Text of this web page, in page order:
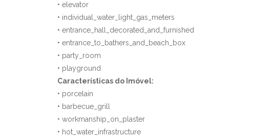
• elevator
• individual_water_light_gas_meters
• entrance_hall_decorated_and_furnished
• entrance_to_bathers_and_beach_box
• party_room
• playground
Características do Imóvel:
• porcelain
• barbecue_grill
• workmanship_on_plaster
• hot_water_infrastructure